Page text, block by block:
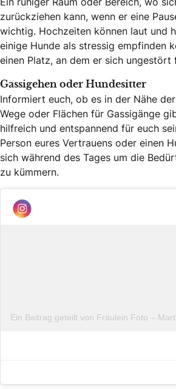
zurückziehen kann, wenn er eine
wichtig. Hochzeiten können laut und
einige Hunde als stressig empfinden
einen Platz, an dem er sich ungestört
Gassigehen oder Hundesitter
Informiert euch, ob es in der Nähe
Wege oder Flächen für Gassigänge
hilfreich und entspannend für euch
Person eures Vertrauens oder einen
sich während des Tages um die
zu kümmern.